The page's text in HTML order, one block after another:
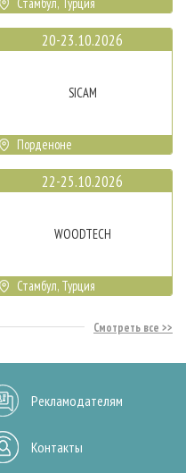
20-23.10.2026
SICAM
Порденоне
22-25.10.2026
WOODTECH
Стамбул, Турция
Смотреть все
Рекламодателям
Контакты